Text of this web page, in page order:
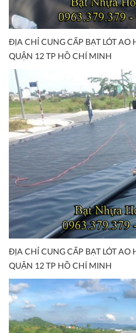
ĐỊA CHỈ CUNG CẤP BẠT LÓT AO
QUẬN 12 TP HỒ CHÍ MINH
ĐỊA CHỈ CUNG CẤP BẠT LÓT AO
QUẬN 12 TP HỒ CHÍ MINH